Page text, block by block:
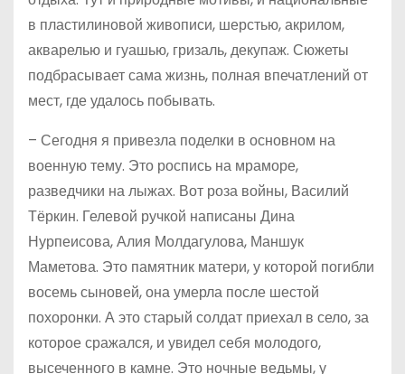
в пластилиновой живописи, шерстью, акрилом,
акварелью и гуашью, гризаль, декупаж. Сюжеты
подбрасывает сама жизнь, полная впечатлений от
мест, где удалось побывать.
– Сегодня я привезла поделки в основном на
военную тему. Это роспись на мраморе,
разведчики на лыжах. Вот роза войны, Василий
Тёркин. Гелевой ручкой написаны Дина
Нурпеисова, Алия Молдагулова, Маншук
Маметова. Это памятник матери, у которой погибли
восемь сыновей, она умерла после шестой
похоронки. А это старый солдат приехал в село, за
которое сражался, и увидел себя молодого,
высеченного в камне. Это ночные ведьмы, у